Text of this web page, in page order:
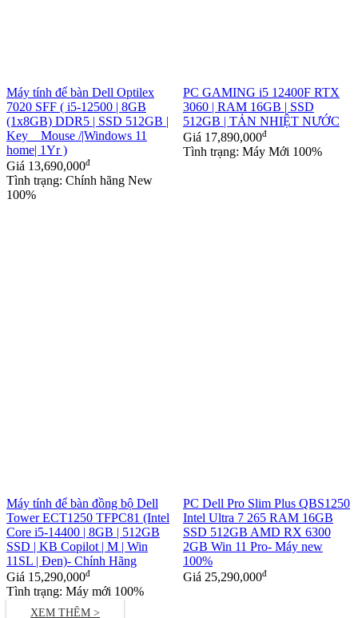
Máy tính để bàn Dell Optilex
7020 SFF ( i5-12500 | 8GB
(1x8GB) DDR5 | SSD 512GB |
Key _ Mouse /|Windows 11
home| 1Yr )
Giá 13,690,000đ
Tình trạng: Chính hãng New
100%
PC GAMING i5 12400F RTX
3060 | RAM 16GB | SSD
512GB | TẢN NHIỆT NƯỚC
Giá 17,890,000đ
Tình trạng: Máy Mới 100%
Máy tính để bàn đồng bộ Dell
Tower ECT1250 TFPC81 (Intel
Core i5-14400 | 8GB | 512GB
SSD | KB Copilot | M | Win
11SL | Đen)- Chính Hãng
Giá 15,290,000đ
Tình trạng: Máy mới 100%
PC Dell Pro Slim Plus QBS1250
Intel Ultra 7 265 RAM 16GB
SSD 512GB AMD RX 6300
2GB Win 11 Pro- Máy new
100%
Giá 25,290,000đ
XEM THÊM >